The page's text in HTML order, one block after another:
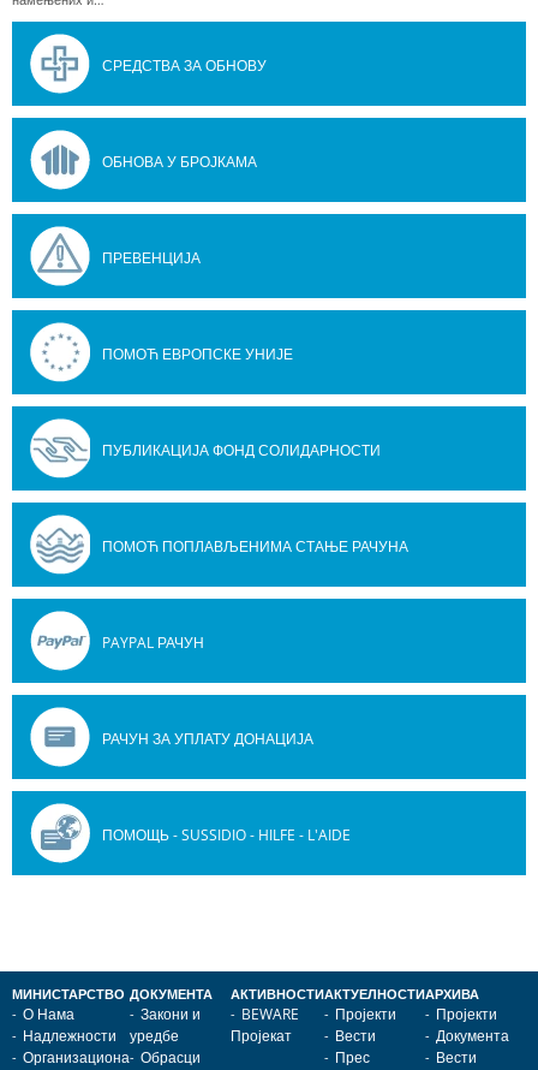
СРЕДСТВА ЗА ОБНОВУ
ОБНОВА У БРОЈКАМА
ПРЕВЕНЦИЈА
ПОМОЋ ЕВРОПСКЕ УНИЈЕ
ПУБЛИКАЦИЈА ФОНД СОЛИДАРНОСТИ
ПОМОЋ ПОПЛАВЉЕНИМА СТАЊЕ РАЧУНА
PAYPAL РАЧУН
РАЧУН ЗА УПЛАТУ ДОНАЦИЈА
ПОМОЩЬ - SUSSIDIO - HILFE - L'AIDE
МИНИСТАРСТВО
О Нама
Надлежности
Организациона
ДОКУМЕНТА
Закони и
уредбе
Обрасци
АКТИВНОСТИ
BEWARE
Пројекат
АКТУЕЛНОСТИ
Пројекти
Вести
Прес
АРХИВА
Пројекти
Документа
Вести